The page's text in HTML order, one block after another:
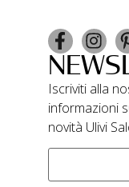
Iscriviti alla
informazioni
novità Ulivi